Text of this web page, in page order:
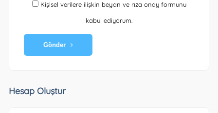
Kişisel verilere ilişkin beyan ve rıza onay formunu
kabul ediyorum.
Gönder
Hesap Oluştur